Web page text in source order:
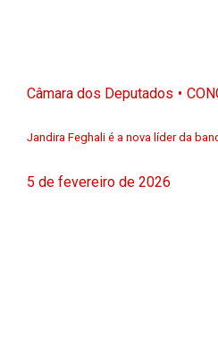
Câmara dos Deputados
Jandira Feghali é a nova líder da
5 de fevereiro de 2026